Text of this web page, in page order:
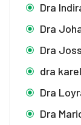
Dra
Dra
Dra
dra
Dra
Dra